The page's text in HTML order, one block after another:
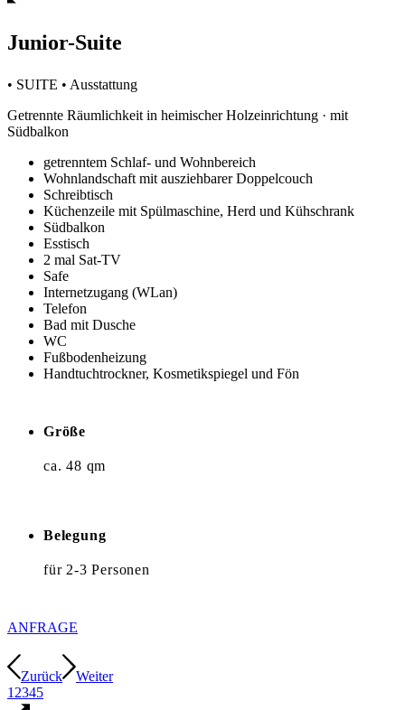
Junior-Suite
• SUITE • Ausstattung
Getrennte Räumlichkeit in heimischer Holzeinrichtung · mit
Südbalkon
getrenntem Schlaf- und Wohnbereich
Wohnlandschaft mit ausziehbarer Doppelcouch
Schreibtisch
Küchenzeile mit Spülmaschine, Herd und Kühschrank
Südbalkon
Esstisch
2 mal Sat-TV
Safe
Internetzugang (WLan)
Telefon
Bad mit Dusche
WC
Fußbodenheizung
Handtuchtrockner, Kosmetikspiegel und Fön
Größe
ca. 48 qm
Belegung
für 2-3 Personen
ANFRAGE
Zurück
Weiter
12345